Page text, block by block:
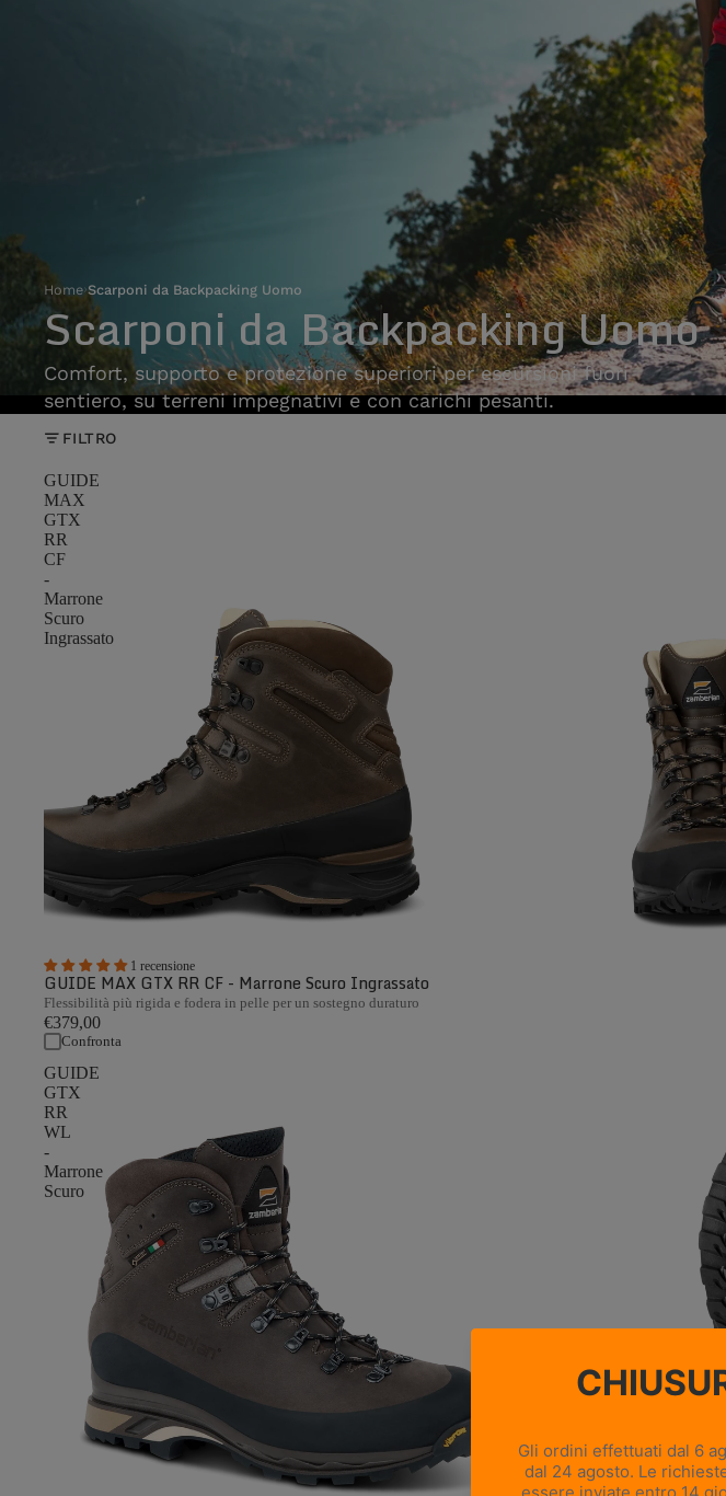
Home›Scarponi da Backpacking Uomo
Scarponi da Backpacking Uomo
Comfort, supporto e protezione superiori per escursioni fuori
sentiero, su terreni impegnativi e con carichi pesanti.
FILTRO
GUIDE
MAX
GTX
RR
CF
-
Marrone
Scuro
Ingrassato
1 recensione
GUIDE MAX GTX RR CF - Marrone Scuro Ingrassato
Flessibilità più rigida e fodera in pelle per un sostegno duraturo
€379,00
Confronta
GUIDE
GTX
RR
WL
-
Marrone
Scuro